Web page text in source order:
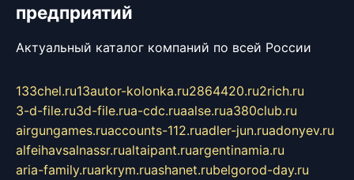
предприятий
Актуальный каталог компаний по всей России
133chel.ru13autor-kolonka.ru2864420.ru2rich.ru
3-d-file.ru3d-file.rua-cdc.ruaalse.rua380club.ru
airgungames.ruaccounts-112.ruadler-jun.ruadonyev.ru
alfeihavsalnassr.rualtaipant.ruargentinamia.ru
aria-family.ruarkrym.ruashanet.rubelgorod-day.ru